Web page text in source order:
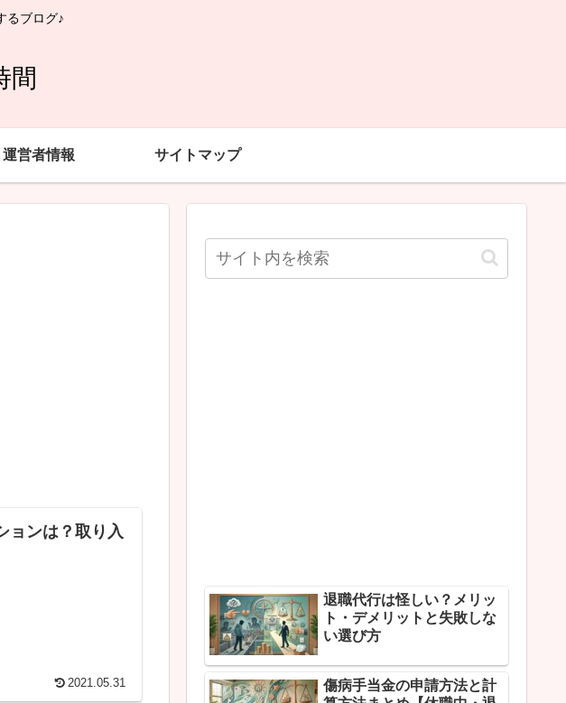
るブログ♪
間
運営者情報 サイトマップ
ョンは？取り入
2021.05.31
退職代行は怪しい？メリッ
ト・デメリットと失敗しな
い選び方
傷病手当金の申請方法と計